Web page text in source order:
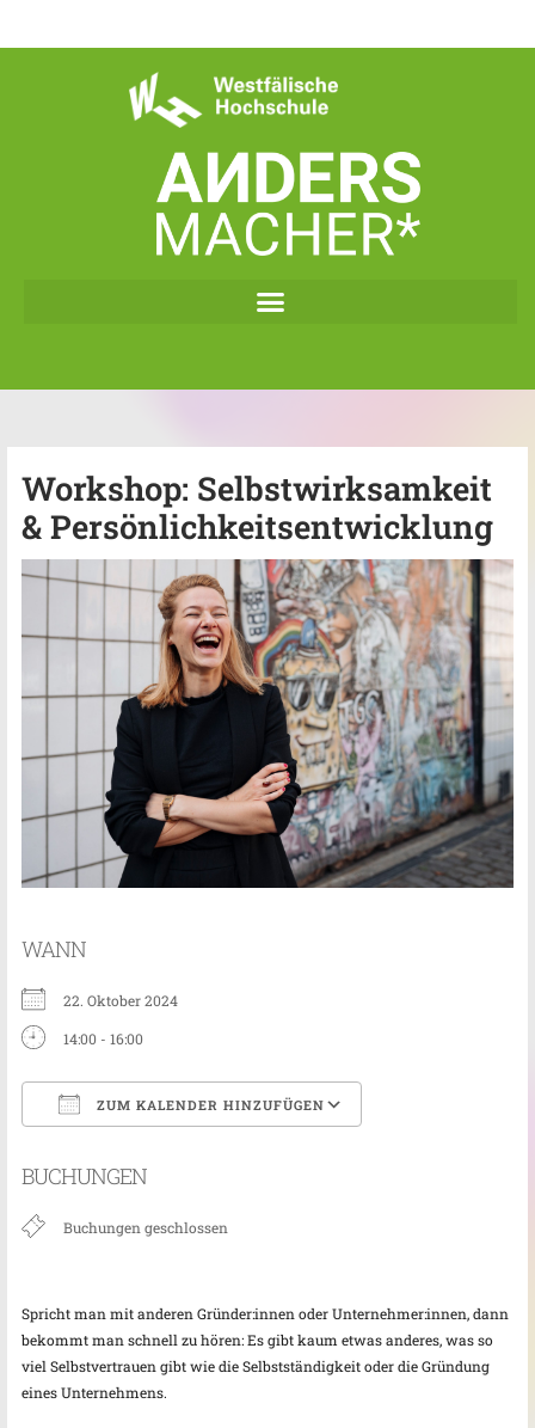
Workshop: Selbstwirksamkeit
& Persönlichkeitsentwicklung
WANN
22. Oktober 2024
14:00 - 16:00
ZUM KALENDER HINZUFÜGEN
BUCHUNGEN
Buchungen geschlossen
Spricht man mit anderen Gründer:innen oder Unternehmer:innen, dann
bekommt man schnell zu hören: Es gibt kaum etwas anderes, was so
viel Selbstvertrauen gibt wie die Selbstständigkeit oder die Gründung
eines Unternehmens.